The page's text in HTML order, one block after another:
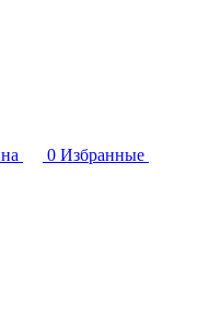
0 Избранные